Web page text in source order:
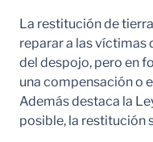
La restitución de
reparar a las víctimas
del despojo, pero en
una compensación o
Además destaca la
posible, la restitución